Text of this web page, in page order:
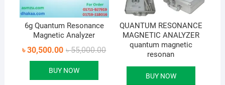
6g Quantum Resonance
Magnetic Analyzer
৳55,000.00Original
৳30,500.00
Current
BUY NOW
QUANTUM RESONANCE
MAGNETIC ANALYZER
quantum magnetic
resonan
BUY NOW